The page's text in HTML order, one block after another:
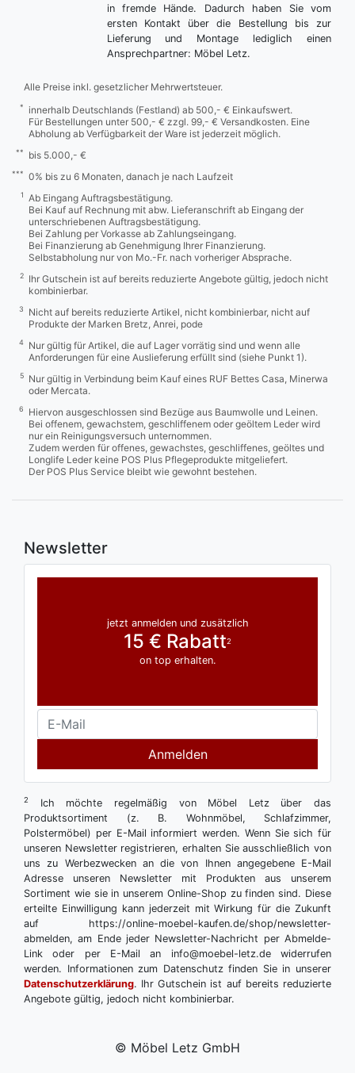
in fremde Hände. Dadurch haben Sie vom
ersten Kontakt über die Bestellung bis zur
Lieferung und Montage lediglich einen
Ansprechpartner: Möbel Letz.
Alle Preise inkl. gesetzlicher Mehrwertsteuer.
*
innerhalb Deutschlands (Festland) ab 500,- € Einkaufswert.
Für Bestellungen unter 500,- € zzgl. 99,- € Versandkosten. Eine
Abholung ab Verfügbarkeit der Ware ist jederzeit möglich.
** bis 5.000,- €
*** 0% bis zu 6 Monaten, danach je nach Laufzeit
1
Ab Eingang Auftragsbestätigung.
Bei Kauf auf Rechnung mit abw. Lieferanschrift ab Eingang der
unterschriebenen Auftragsbestätigung.
Bei Zahlung per Vorkasse ab Zahlungseingang.
Bei Finanzierung ab Genehmigung Ihrer Finanzierung.
Selbstabholung nur von Mo.-Fr. nach vorheriger Absprache.
2
Ihr Gutschein ist auf bereits reduzierte Angebote gültig, jedoch nicht
kombinierbar.
3
Nicht auf bereits reduzierte Artikel, nicht kombinierbar, nicht auf
Produkte der Marken Bretz, Anrei, pode
4
Nur gültig für Artikel, die auf Lager vorrätig sind und wenn alle
Anforderungen für eine Auslieferung erfüllt sind (siehe Punkt 1).
5
Nur gültig in Verbindung beim Kauf eines RUF Bettes Casa, Minerwa
oder Mercata.
6
Hiervon ausgeschlossen sind Bezüge aus Baumwolle und Leinen.
Bei offenem, gewachstem, geschliffenem oder geöltem Leder wird
nur ein Reinigungsversuch unternommen.
Zudem werden für offenes, gewachstes, geschliffenes, geöltes und
Longlife Leder keine POS Plus Pflegeprodukte mitgeliefert.
Der POS Plus Service bleibt wie gewohnt bestehen.
Newsletter
jetzt anmelden und zusätzlich
15 € Rabatt2
on top erhalten.
Anmelden
2
Ich möchte regelmäßig von Möbel Letz über das
Produktsortiment (z. B. Wohnmöbel, Schlafzimmer,
Polstermöbel) per E-Mail informiert werden. Wenn Sie sich für
unseren Newsletter registrieren, erhalten Sie ausschließlich von
uns zu Werbezwecken an die von Ihnen angegebene E-Mail
Adresse unseren Newsletter mit Produkten aus unserem
Sortiment wie sie in unserem Online-Shop zu finden sind. Diese
erteilte Einwilligung kann jederzeit mit Wirkung für die Zukunft
auf https://online-moebel-kaufen.de/shop/newsletter-
abmelden, am Ende jeder Newsletter-Nachricht per Abmelde-
Link oder per E-Mail an info@moebel-letz.de widerrufen
werden. Informationen zum Datenschutz finden Sie in unserer
Datenschutzerklärung. Ihr Gutschein ist auf bereits reduzierte
Angebote gültig, jedoch nicht kombinierbar.
© Möbel Letz GmbH